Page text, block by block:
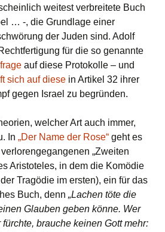
weitest verbreitete Buch
… -, die Grundlage einer
der Juden sind. Adolf
für die so genannte
auf diese Protokolle – und
sich auf diese in Artikel 32 ihrer
gegen Israel zu begründen.
welcher Art auch immer,
In „Der Name der Rose“ geht es
„Zweiten
Aristoteles, in dem die Komödie
Tragödie im ersten), ein für das
Buch, denn „Lachen töte die
Glauben geben könne. Wer
brauche keinen Gott mehr: